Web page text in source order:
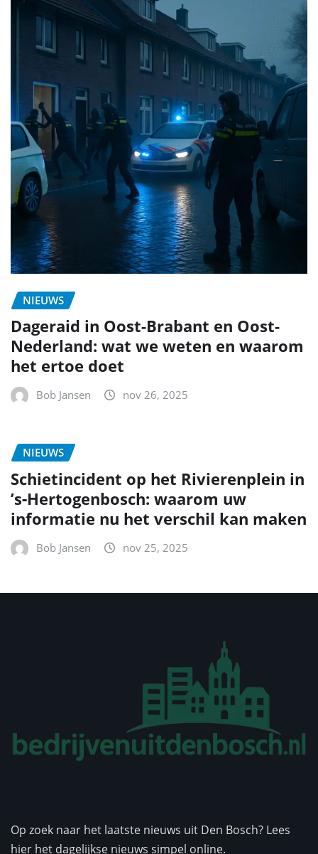
NIEUWS
Dageraid in Oost-Brabant en Oost-
Nederland: wat we weten en waarom
het ertoe doet
Bob Jansen nov 26, 2025
NIEUWS
Schietincident op het Rivierenplein in
’s‑Hertogenbosch: waarom uw
informatie nu het verschil kan maken
Bob Jansen nov 25, 2025
Op zoek naar het laatste nieuws uit Den Bosch? Lees
hier het dagelijkse nieuws simpel online.